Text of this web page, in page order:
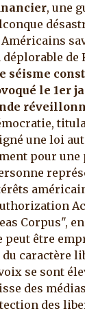
, une
de
séisme
le 1er
une loi
pour une
Corpus",
peut être
caractère
se sont
des
des